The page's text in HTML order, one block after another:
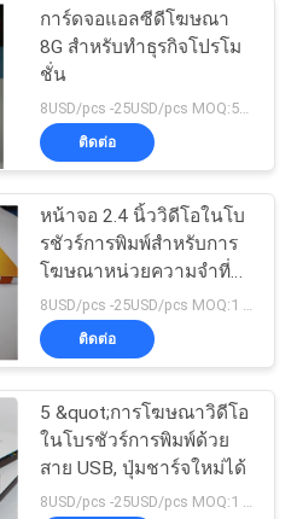
รชัวร์การ
ดีโอ
23
11
การ์ดจอแอลซีดีโฆษณา
8G สำหรับทำธุรกิจโปรโม
ชั่น
ติดต่อ
หน้าจอ 2.4 นิ้ววิดีโอในโบ
รชัวร์การพิมพ์สำหรับการ
โฆษณาหน่วยความจำที่
กำหนดเอง
ติดต่อ
5 &quot;การโฆษณาวิดีโอ
ในโบรชัวร์การพิมพ์ด้วย
สาย USB, ปุ่มชาร์จใหม่ได้